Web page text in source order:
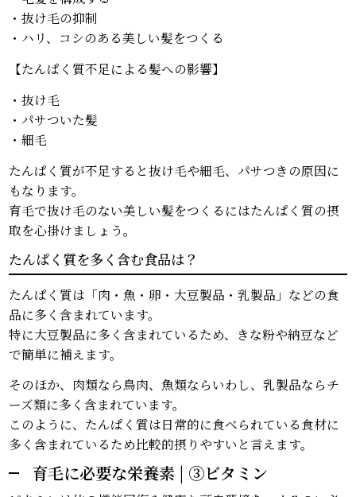
・抜け毛の抑制
・ハリ、コシのある美しい髪をつくる
【たんぱく質不足による髪への影響】
・抜け毛
・パサついた髪
・細毛
たんぱく質が不足すると抜け毛や細毛、パサつきの原因に
もなります。
育毛で抜け毛のない美しい髪をつくるにはたんぱく質の摂
取を心掛けましょう。
たんぱく質を多く含む食品は？
たんぱく質は「肉・魚・卵・大豆製品・乳製品」などの食
品に多く含まれています。
特に大豆製品に多く含まれているため、きな粉や納豆など
で簡単に補えます。
そのほか、肉類なら鳥肉、魚類ならいわし、乳製品ならチ
ーズ類に多く含まれています。
このように、たんぱく質は日常的に食べられている食材に
多く含まれているため比較的摂りやすいと言えます。
育毛に必要な栄養素 | ③ビタミン